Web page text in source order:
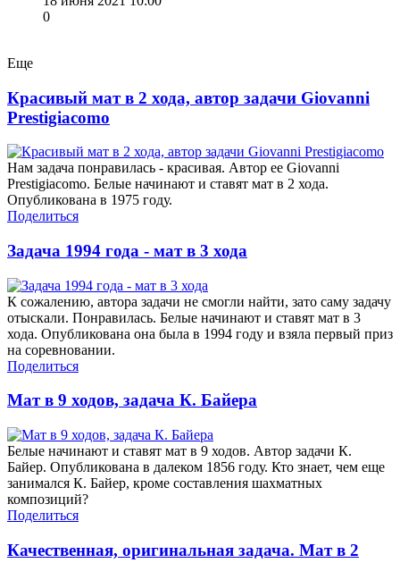
0
Еще
Красивый мат в 2 хода, автор задачи Giovanni
Prestigiacomo
Нам задача понравилась - красивая. Автор ее Giovanni
Prestigiacomo. Белые начинают и ставят мат в 2 хода.
Опубликована в 1975 году.
Поделиться
Задача 1994 года - мат в 3 хода
К сожалению, автора задачи не смогли найти, зато саму задачу
отыскали. Понравилась. Белые начинают и ставят мат в 3
хода. Опубликована она была в 1994 году и взяла первый приз
на соревновании.
Поделиться
Мат в 9 ходов, задача К. Байера
Белые начинают и ставят мат в 9 ходов. Автор задачи К.
Байер. Опубликована в далеком 1856 году. Кто знает, чем еще
занимался К. Байер, кроме составления шахматных
композиций?
Поделиться
Качественная, оригинальная задача. Мат в 2